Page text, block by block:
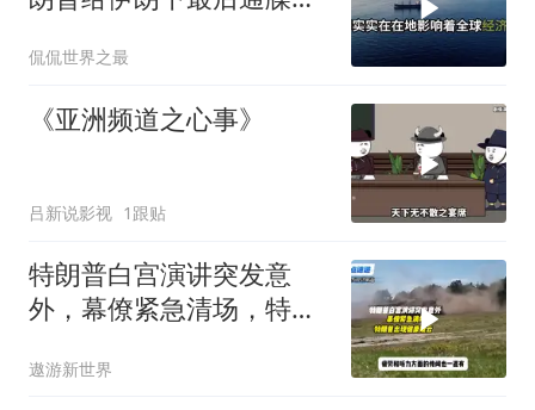
侃侃世界之最
《亚洲频道之心事》
吕新说影视 1跟贴
特朗普白宫演讲突发意
外，幕僚紧急清场，特朗
遨游新世界